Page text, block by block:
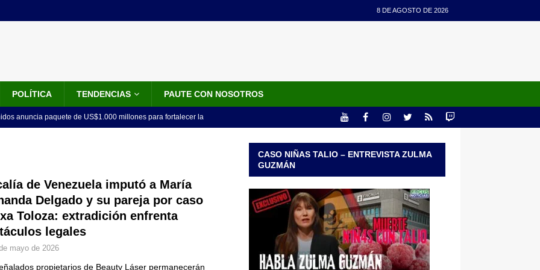
8 DE AGOSTO DE 2026
POLÍTICA TENDENCIAS PAUTE CON NOSOTROS
anuncia paquete de US$1.000 millones para fortalecer la
presidente de Colombia JUDICIALES
la Espriella ya es presidente de Colombia: recibió la banda
LO ÚLTIMO
posesión de Abelardo De La Espriella: recibirá la banda presidencial
en el Cantón Pichincha
de Venezuela imputó a María
Delgado y su pareja por caso
Toloza: extradición enfrenta
legales
mayo de 2026
propietarios de Beauty Láser permanecerán
CASO NIÑAS TALIO – ENTREVISTA ZULMA
GUZMÁN